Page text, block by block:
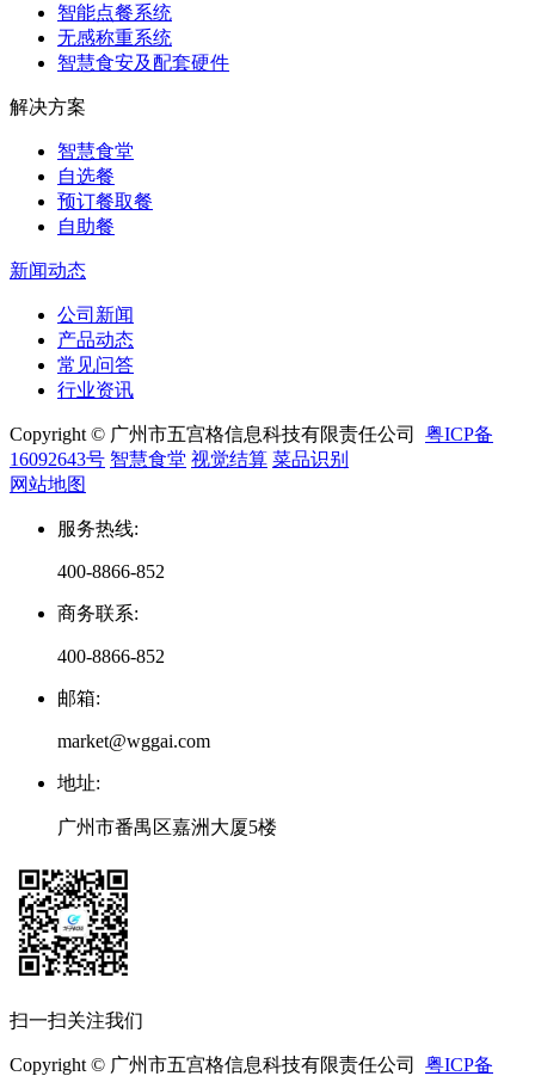
智能点餐系统
无感称重系统
智慧食安及配套硬件
解决方案
智慧食堂
自选餐
预订餐取餐
自助餐
新闻动态
公司新闻
产品动态
常见问答
行业资讯
Copyright © 广州市五宫格信息科技有限责任公司 粤ICP备
16092643号 智慧食堂 视觉结算 菜品识别
网站地图
服务热线:
400-8866-852
商务联系:
400-8866-852
邮箱:
market@wggai.com
地址:
广州市番禺区嘉洲大厦5楼
扫一扫关注我们
Copyright © 广州市五宫格信息科技有限责任公司 粤ICP备